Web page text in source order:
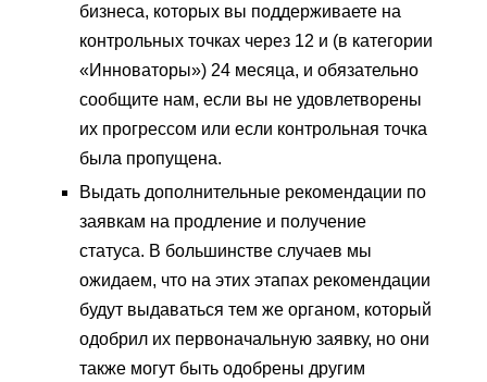
бизнеса, которых вы поддерживаете на
контрольных точках через 12 и (в категории
«Инноваторы») 24 месяца, и обязательно
сообщите нам, если вы не удовлетворены
их прогрессом или если контрольная точка
была пропущена.
Выдать дополнительные рекомендации по
заявкам на продление и получение
статуса. В большинстве случаев мы
ожидаем, что на этих этапах рекомендации
будут выдаваться тем же органом, который
одобрил их первоначальную заявку, но они
также могут быть одобрены другим